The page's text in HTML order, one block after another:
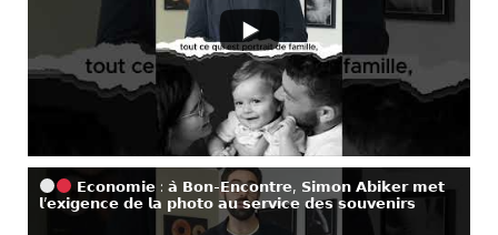
𝗘𝗰𝗼𝗻𝗼𝗺𝗶𝗲 : 𝗮̀ 𝗕𝗼𝗻-𝗘𝗻𝗰𝗼𝗻𝘁𝗿𝗲, 𝗦𝗶𝗺𝗼𝗻 𝗔𝗯𝗶𝗸𝗲𝗿 𝗺𝗲𝘁
𝗹’𝗲𝘅𝗶𝗴𝗲𝗻𝗰𝗲 𝗱𝗲 𝗹𝗮 𝗽𝗵𝗼𝘁𝗼 𝗮𝘂 𝘀𝗲𝗿𝘃𝗶𝗰𝗲 𝗱𝗲𝘀 𝘀𝗼𝘂𝘃𝗲𝗻𝗶𝗿𝘀